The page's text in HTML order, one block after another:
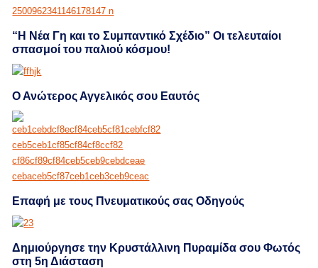
“Η Νέα Γη και το Συμπαντικό Σχέδιο” Οι τελευταίοι
σπασμοί του παλιού κόσμου!
Ο Ανώτερος Αγγελικός σου Εαυτός
Επαφή με τους Πνευματικούς σας Οδηγούς
Δημιούργησε την Κρυστάλλινη Πυραμίδα σου Φωτός
στη 5η Διάσταση